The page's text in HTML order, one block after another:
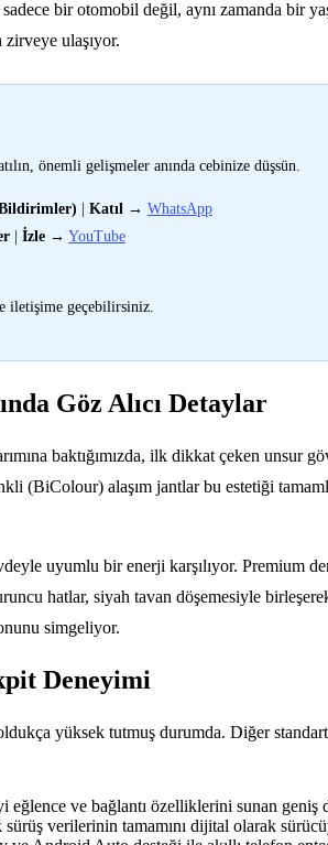
bir otomobil değil, aynı zamanda bir
ulaşıyor.
önemli gelişmeler anında cebinize düşsün.
Bildirimler) Katıl → WhatsApp
İzle → YouTube
iletişime geçebilirsiniz.
Göz Alıcı Detaylar
baktığımızda, ilk dikkat çeken
(BiColour) alaşım jantlar bu estetiği
uyumlu bir enerji karşılıyor. Premium
hatlar, siyah tavan döşemesiyle
simgeliyor.
Deneyimi
yüksek tutmuş durumda. Diğer
eğlence ve bağlantı özelliklerini sunan geniş
verilerinin tamamını dijital olarak